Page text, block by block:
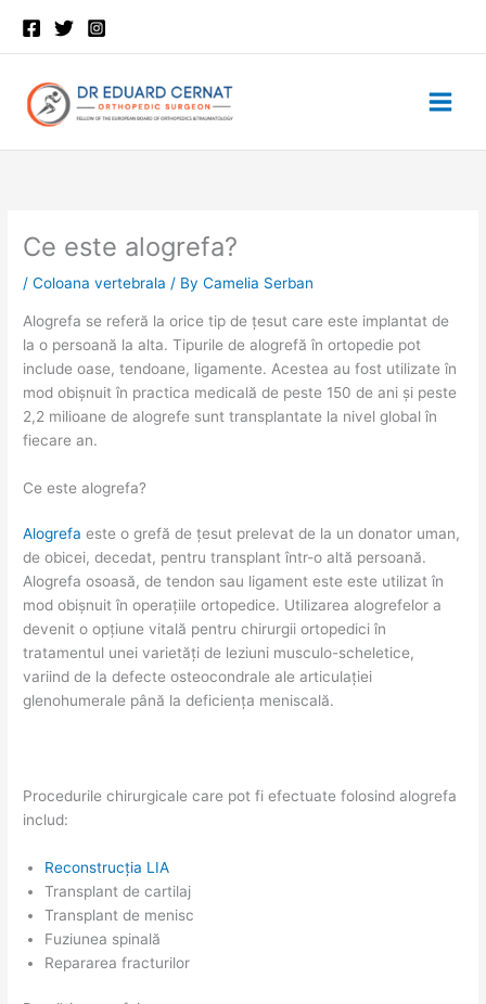
content
Ce este alogrefa?
/Coloana vertebrala / ByCamelia Serban
Alogrefa se referă la orice tip de țesut care este implantat de
la o persoană la alta. Tipurile de alogrefă în ortopedie pot
include oase, tendoane, ligamente. Acestea au fost utilizate în
mod obișnuit în practica medicală de peste 150 de ani și peste
2,2 milioane de alogrefe sunt transplantate la nivel global în
fiecare an.
Ce este alogrefa?
Alogrefa este o grefă de țesut prelevat de la un donator uman,
de obicei, decedat, pentru transplant într-o altă persoană.
Alogrefa osoasă, de tendon sau ligament este este utilizat în
mod obișnuit în operațiile ortopedice. Utilizarea alogrefelor a
devenit o opțiune vitală pentru chirurgii ortopedici în
tratamentul unei varietăți de leziuni musculo-scheletice,
variind de la defecte osteocondrale ale articulației
glenohumerale până la deficiența meniscală.
Procedurile chirurgicale care pot fi efectuate folosind alogrefa
includ:
Reconstrucția LIA
Transplant de cartilaj
Transplant de menisc
Fuziunea spinală
Repararea fracturilor